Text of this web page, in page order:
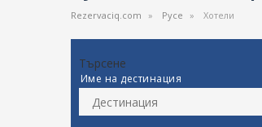
Rezervaciq.com Русе Хотели
Търсене
Име на дестинация